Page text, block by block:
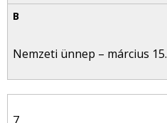
Nemzeti ünnep – március 15.